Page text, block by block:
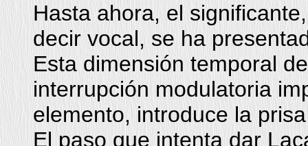
Hasta ahora, el
decir vocal, se ha
Esta dimensión temporal
interrupción modulatoria
elemento, introduce la
El paso que intenta dar